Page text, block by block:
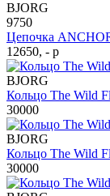
BJORG
9750
Цепочка
12650, - р
BJORG
Кольцо The Wild
30000
BJORG
Кольцо The Wild
30000